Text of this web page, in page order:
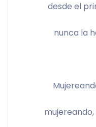
desde el
nunca la